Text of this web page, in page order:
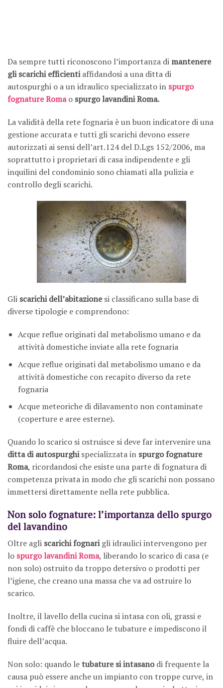
Da sempre tutti riconoscono l’importanza di mantenere
gli scarichi efficientiaffidandosi a una ditta di
autospurghi o a un idraulico specializzato in spurgo
fognature Romao spurgo lavandini Roma.
La validità della rete fognaria è un buon indicatore di una
gestione accurata e tutti gli scarichi devono essere
autorizzati ai sensi dell’art.124 del D.Lgs 152/2006, ma
soprattutto i proprietari di casa indipendente e gli
inquilini del condominio sono chiamati alla pulizia e
controllo degli scarichi.
Gli scarichi dell’abitazionesi classificano sulla base di
diverse tipologie e comprendono:
Acque reflue originati dal metabolismo umano e da
attività domestiche inviate alla rete fognaria
Acque reflue originati dal metabolismo umano e da
attività domestiche con recapito diverso da rete
fognaria
Acque meteoriche di dilavamento non contaminate
(coperture e aree esterne).
Quando lo scarico si ostruisce si deve far intervenire una
ditta di autospurghispecializzata in spurgo fognature
Roma, ricordandosi che esiste una parte di fognatura di
competenza privata in modo che gli scarichi non possano
immettersi direttamente nella rete pubblica.
Non solo fognature: l’importanza dello spurgo
del lavandino
Oltre agli scarichi fognarigli idraulici intervengono per
lo spurgo lavandini Roma, liberando lo scarico di casa (e
non solo) ostruito da troppo detersivo o prodotti per
l’igiene, che creano una massa che va ad ostruire lo
scarico.
Inoltre, il lavello della cucina si intasa con oli, grassi e
fondi di caffè che bloccano le tubature e impediscono il
fluire dell’acqua.
Non solo: quando letubature si intasanodi frequente la
causa può essere anche un impianto con troppe curve, in